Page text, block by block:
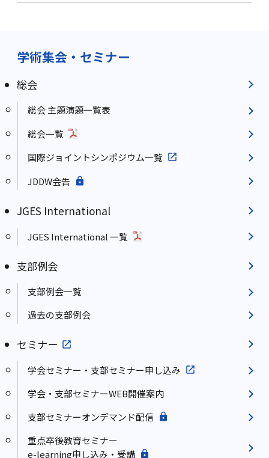
学術集会・セミナー
総会
総会 主題演題一覧表
総会一覧
国際ジョイントシンポジウム一覧
JDDW会告
JGES International
JGES International 一覧
支部例会
支部例会一覧
過去の支部例会
セミナー
学会セミナー・支部セミナー申し込み
学会・支部セミナーWEB開催案内
支部セミナーオンデマンド配信
重点卒後教育セミナー
e-learning申し込み・受講